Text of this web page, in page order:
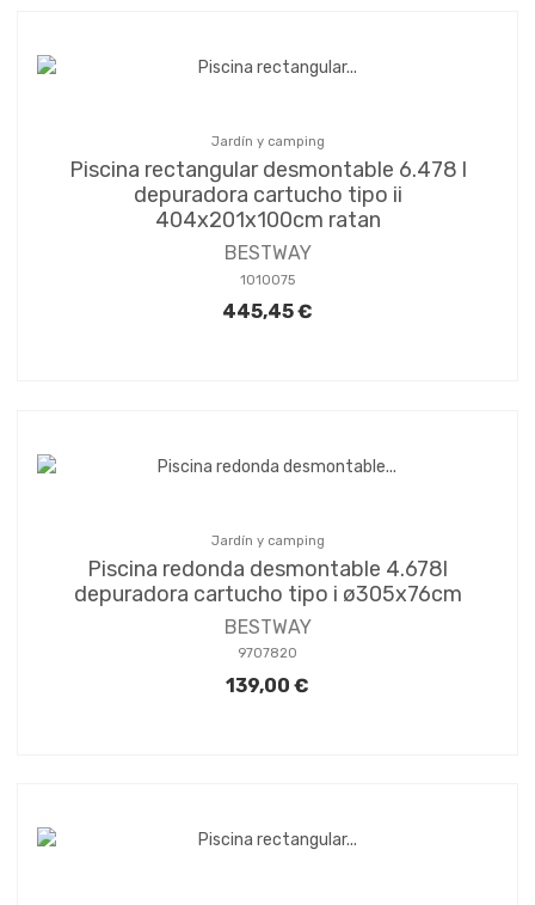
Jardín y camping
Piscina rectangular desmontable 6.478 l
depuradora cartucho tipo ii
404x201x100cm ratan
BESTWAY
1010075
445,45 €
Jardín y camping
Piscina redonda desmontable 4.678l
depuradora cartucho tipo i ø305x76cm
BESTWAY
9707820
139,00 €